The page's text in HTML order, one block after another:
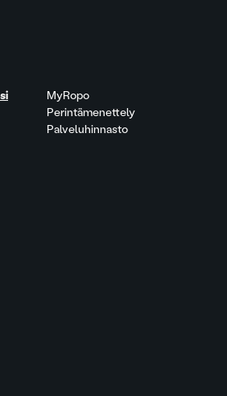
MyRopo
Perintämenettely
Palveluhinnasto